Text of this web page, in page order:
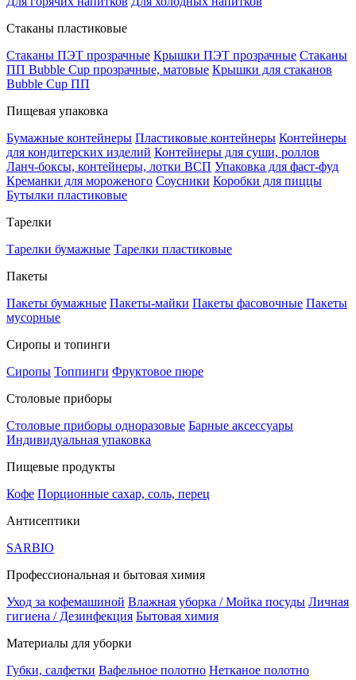
Стаканы пластиковые
Стаканы ПЭТ прозрачные Крышки ПЭТ прозрачные Стаканы
ПП Bubble Cup прозрачные, матовые Крышки для стаканов
Bubble Cup ПП
Пищевая упаковка
Бумажные контейнеры Пластиковые контейнеры Контейнеры
для кондитерских изделий Контейнеры для суши, роллов
Ланч-боксы, контейнеры, лотки ВСП Упаковка для фаст-фуд
Креманки для мороженого Соусники Коробки для пиццы
Бутылки пластиковые
Тарелки
Тарелки бумажные Тарелки пластиковые
Пакеты
Пакеты бумажные Пакеты-майки Пакеты фасовочные Пакеты
мусорные
Сиропы и топинги
Сиропы Топпинги Фруктовое пюре
Столовые приборы
Столовые приборы одноразовые Барные аксессуары
Индивидуальная упаковка
Пищевые продукты
Кофе Порционные сахар, соль, перец
Антисептики
SARBIO
Профессиональная и бытовая химия
Уход за кофемашиной Влажная уборка / Мойка посуды Личная
гигиена / Дезинфекция Бытовая химия
Материалы для уборки
Губки, салфетки Вафельное полотно Нетканое полотно